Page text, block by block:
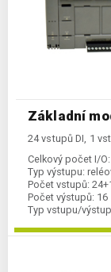
Základní
24 vstupů DI, 1
Celkový počet I/O:
Typ výstupu:
Počet vstupů:
Počet výstupů: 16
Typ vstupu/
Kategorie: FC6A-